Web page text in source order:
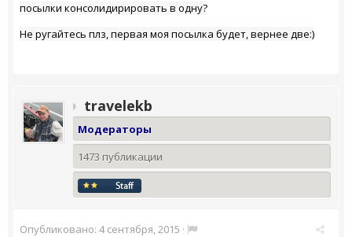
посылки консолидирировать в одну?
Не ругайтесь плз, первая моя посылка будет, вернее две:)
travelekb
Модераторы
1473 публикации
Опубликовано: 4 сентября, 2015 ·